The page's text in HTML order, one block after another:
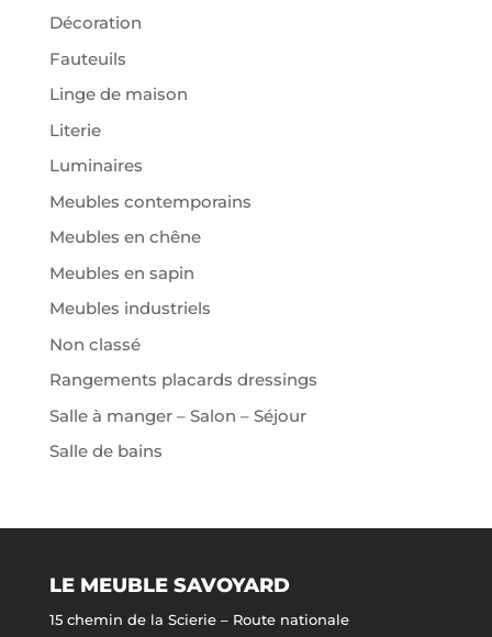
Décoration
Fauteuils
Linge de maison
Literie
Luminaires
Meubles contemporains
Meubles en chêne
Meubles en sapin
Meubles industriels
Non classé
Rangements placards dressings
Salle à manger – Salon – Séjour
Salle de bains
LE MEUBLE SAVOYARD
15 chemin de la Scierie – Route nationale